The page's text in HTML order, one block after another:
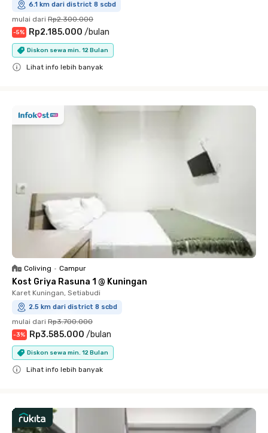
6.1 km dari district 8 scbd
mulai dari Rp2.300.000
-5% Rp2.185.000 /bulan
Diskon sewa min. 12 Bulan
Lihat info lebih banyak
Coliving • Campur
Kost Griya Rasuna 1 @ Kuningan
Karet Kuningan, Setiabudi
2.5 km dari district 8 scbd
mulai dari Rp3.700.000
-3% Rp3.585.000 /bulan
Diskon sewa min. 12 Bulan
Lihat info lebih banyak